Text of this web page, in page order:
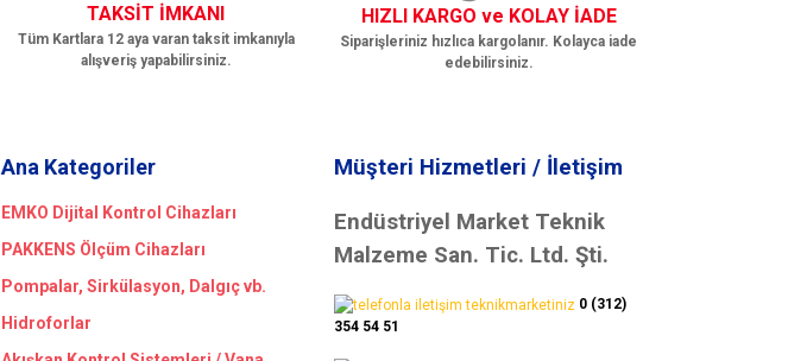
TAKSİT İMKANI
Tüm Kartlara 12 aya varan taksit imkanıyla
alışveriş yapabilirsiniz.
HIZLI KARGO ve KOLAY İADE
Siparişleriniz hızlıca kargolanır. Kolayca iade
edebilirsiniz.
Ana Kategoriler
EMKO Dijital Kontrol Cihazları
PAKKENS Ölçüm Cihazları
Pompalar, Sirkülasyon, Dalgıç vb.
Hidroforlar
Müşteri Hizmetleri / İletişim
Endüstriyel Market Teknik
Malzeme San. Tic. Ltd. Şti.
0 (312)
354 54 51